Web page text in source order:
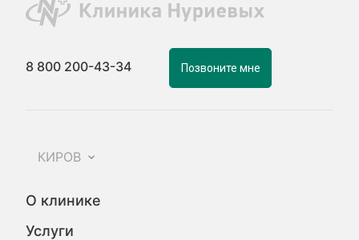
8 800 200-43-34 Позвоните мне
КИРОВ
О клинике
Услуги